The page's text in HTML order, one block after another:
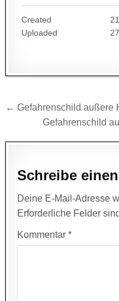
Created
Uploaded
← Gefahrenschild außere
Gefahrenschild
Schreibe
Deine E-Mail-Adresse
Erforderliche Felder
Kommentar*